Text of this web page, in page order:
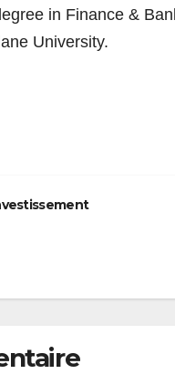
in Finance &
University.